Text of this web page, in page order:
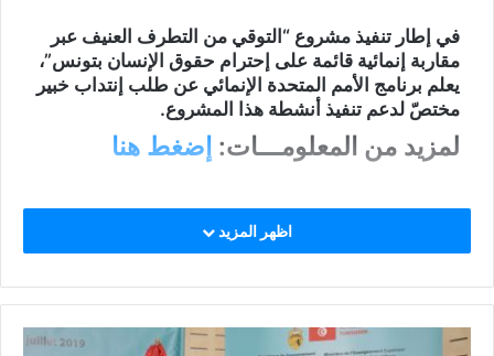
في إطار تنفيذ مشروع “التوقي من التطرف العنيف عبر
مقاربة إنمائية قائمة على إحترام حقوق الإنسان بتونس”،
يعلم برنامج الأمم المتحدة الإنمائي عن طلب إنتداب خبير
مختصّ لدعم تنفيذ أنشطة هذا المشروع.
لمزيد من المعلومـــات: إضغط هنا
اظهر المزيد